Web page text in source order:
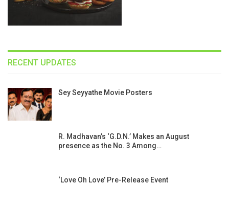
RECENT UPDATES
Sey Seyyathe Movie Posters
R. Madhavan’s ‘G.D.N.’ Makes an August
presence as the No. 3 Among…
‘Love Oh Love’ Pre-Release Event